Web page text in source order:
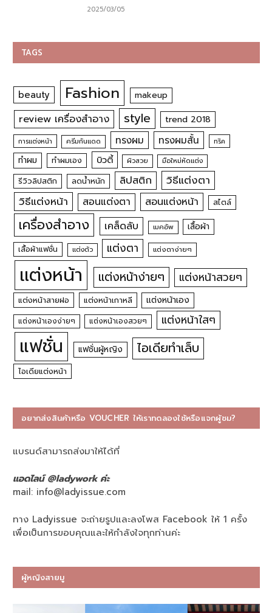
2025/03/05
TAGS
beauty Fashion makeup
review เครื่องสำอาง style trend 2018
การแต่งหน้า ครีมกันแดด ทรงผม ทรงผมสั้น ทริค
ทำผม ทำผมเอง บิวตี้ ผิวสวย มือใหม่หัดแต่ง
รีวิวลิปสติก ลดน้ำหนัก ลิปสติก
วิธีแต่งตา
วิธีแต่งหน้า
สอนแต่งตา สอนแต่งหน้า สไตล์
เครื่องสำอาง เคล็ดลับ เมคอัพ เสื้อผ้า
เสื้อผ้าแฟชั่น แต่งตัว แต่งตา แต่งตาง่ายๆ
แต่งหน้า แต่งหน้าง่ายๆ แต่งหน้าสวยๆ
แต่งหน้าสายฝอ แต่งหน้าเกาหลี แต่งหน้าเอง
แต่งหน้าเองง่ายๆ แต่งหน้าเองสวยๆ แต่งหน้าใสๆ
แฟชั่น แฟชั่นผู้หญิง ไอเดียทำเล็บ
ไอเดียแต่งหน้า
อยากส่งสินค้าหรือ VOUCHER ให้เราทดลองใช้หรือแจกผู้ชม?
แบรนด์สามารถส่งมาให้ได้ที่
แอดไลน์ @ladywork ค่ะ
mail: info@ladyissue.com
ทาง Ladyissue จะถ่ายรูปและลงโพส Facebook ให้ 1 ครั้ง
เพื่อเป็นการขอบคุณและให้กำลังใจทุกท่านค่ะ
ผู้หญิงสายมู